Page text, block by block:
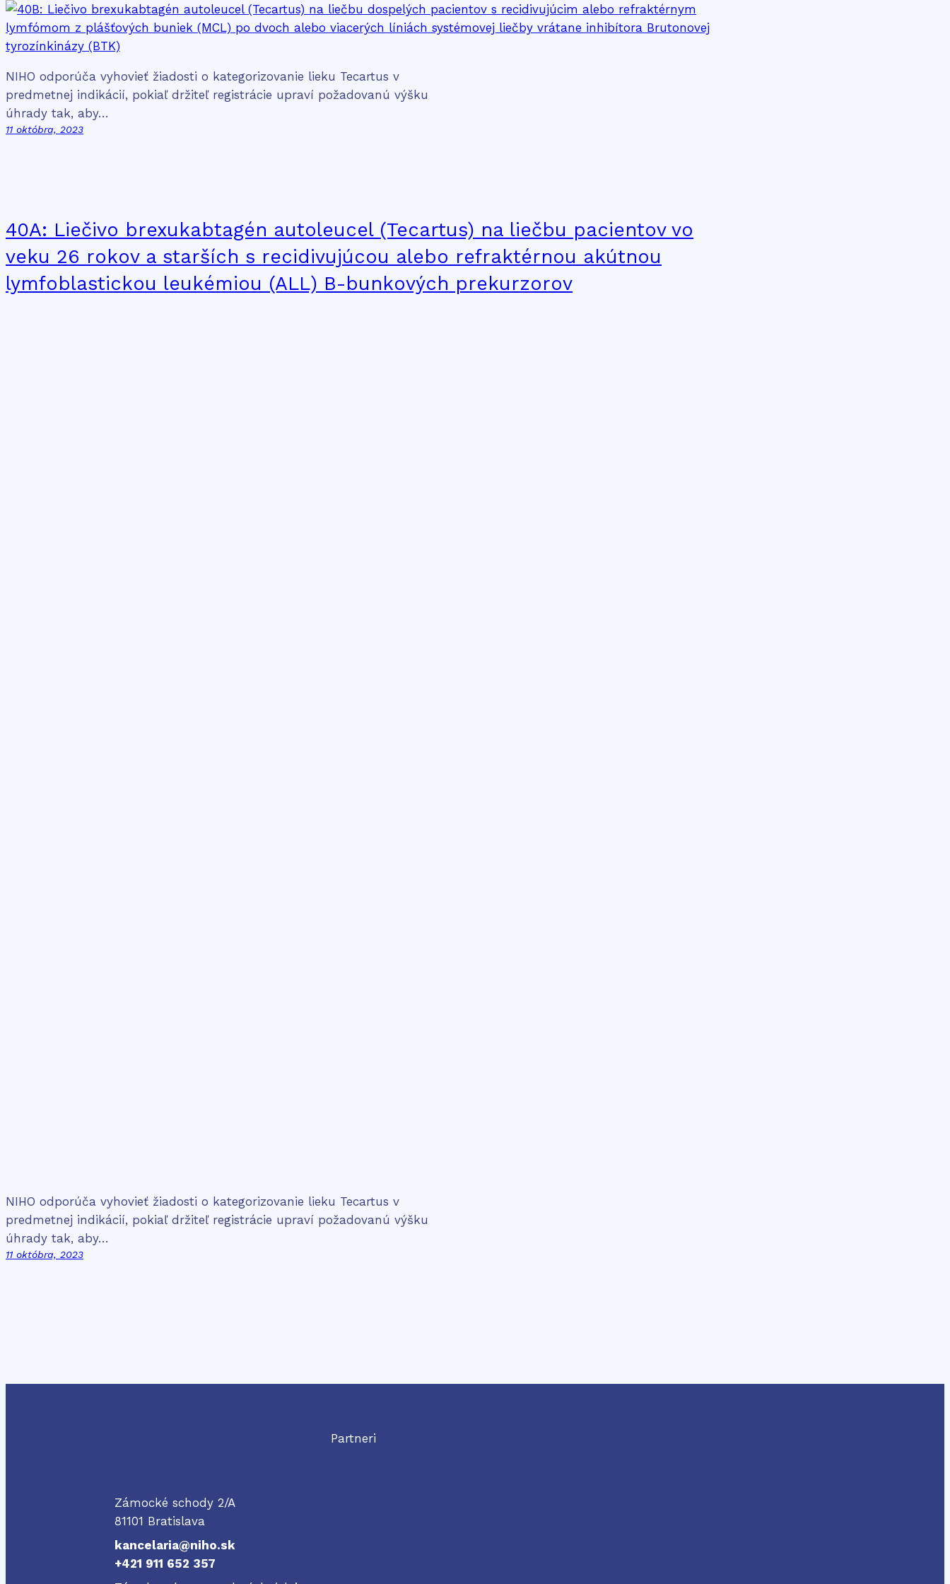
NIHO odporúča vyhovieť žiadosti o kategorizovanie lieku Tecartus v
predmetnej indikácií, pokiaľ držiteľ registrácie upraví požadovanú výšku
úhrady tak, aby…
11 októbra, 2023
40A: Liečivo brexukabtagén autoleucel (Tecartus) na liečbu pacientov vo
veku 26 rokov a starších s recidivujúcou alebo refraktérnou akútnou
lymfoblastickou leukémiou (ALL) B-bunkových prekurzorov
NIHO odporúča vyhovieť žiadosti o kategorizovanie lieku Tecartus v
predmetnej indikácií, pokiaľ držiteľ registrácie upraví požadovanú výšku
úhrady tak, aby…
11 októbra, 2023
NIHO
Zámocké schody 2/A
81101 Bratislava
kancelaria@niho.sk
+421 911 652 357
Partneri